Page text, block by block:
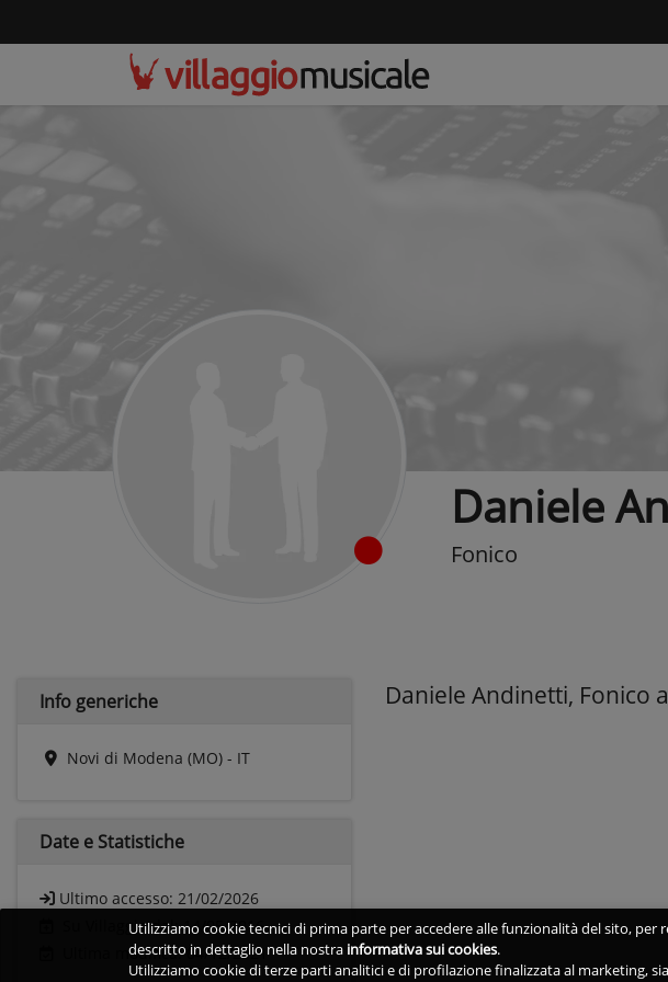
Daniele
Fonico
Info generiche
Novi di Modena (MO) - IT
Date e Statistiche
Ultimo accesso: 21/02/2026
Su Villaggio dal: 14/05/2016
Ultima modifica: 04/12/2021
Daniele Andinetti, Fonico
Utilizziamo cookie tecnici di prima parte per accedere alle funzionalità del sito,
descritto in dettaglio nella nostra informativa sui cookies.
Utilizziamo cookie di terze parti analitici e di profilazione finalizzata al marketing,